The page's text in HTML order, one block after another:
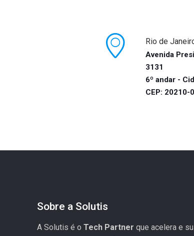
Rio de
Avenida
3131
6º andar -
CEP: 20210-
Sobre a Solutis
A Solutis é o Tech Partner que acelera e